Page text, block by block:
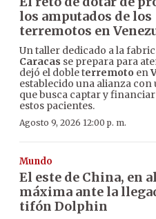
los amputados de los
terremotos en
Un taller dedicado a la
Caracas se prepara para
dejó el doble terremoto en
establecido una alianza
que busca captar y
estos pacientes.
Agosto 9, 2026 12:00 p. m.
Mundo
El este de China, en
máxima ante la
tifón Dolphin